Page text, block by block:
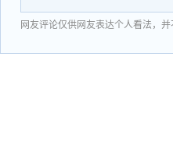
网友评论仅供网友表达个人看法，